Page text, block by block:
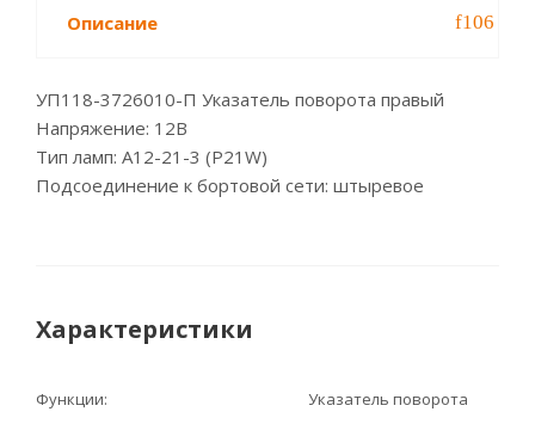
Описание
УП118-3726010-П Указатель поворота правый
Напряжение: 12В
Тип ламп: A12-21-3 (P21W)
Подсоединение к бортовой сети: штыревое
Характеристики
Функции Указатель поворота